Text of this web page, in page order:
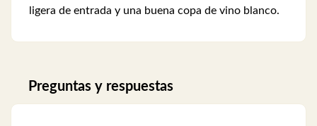
ligera de entrada y una buena copa de vino blanco.
Preguntas y respuestas